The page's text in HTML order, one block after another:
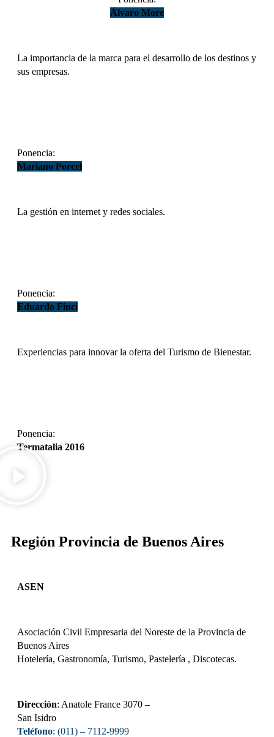
Álvaro More
La importancia de la marca para el desarrollo de los destinos y
sus empresas.
Ponencia:
Mariano Porcel
La gestión en internet y redes sociales.
Ponencia:
Eduardo Finci
Experiencias para innovar la oferta del Turismo de Bienestar.
Ponencia:
Termatalia 2016
Región Provincia de Buenos Aires
ASEN
Asociación Civil Empresaria del Noreste de la Provincia de
Buenos Aires
Hotelería, Gastronomía, Turismo, Pastelería , Discotecas.
Dirección: Anatole France 3070 –
San Isidro
Teléfono: (011) – 7112-9999